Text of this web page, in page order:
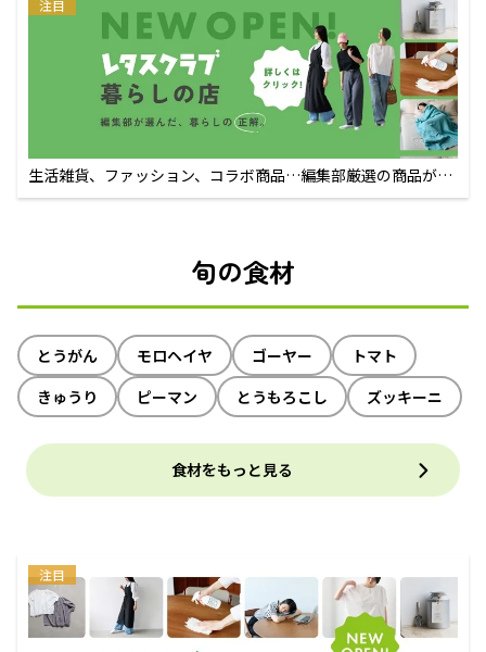
注目
生活雑貨、ファッション、コラボ商品…編集部厳選の商品が買
えるECサイト
旬の食材
とうがん モロヘイヤ ゴーヤー
トマト
きゅうり
ピーマン とうもろこし ズッキーニ
食材をもっと見る
注目